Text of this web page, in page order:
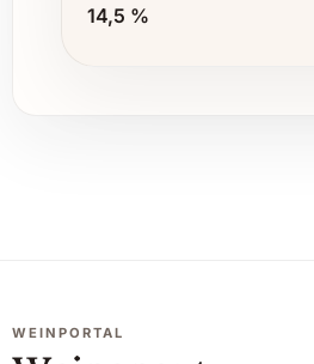
14,5 %
WEINPORTAL